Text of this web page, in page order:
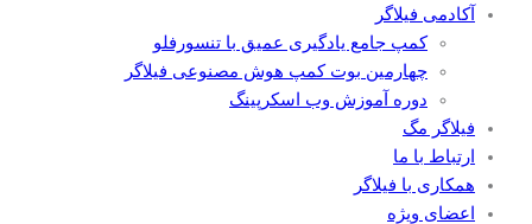
آکادمی فیلاگر
کمپ جامع یادگیری عمیق با تنسورفلو
چهارمین بوت کمپ هوش مصنوعی فیلاگر
دوره آموزش وب اسکرپینگ
فیلاگر مگ
ارتباط با ما
همکاری با فیلاگر
اعضای ویژه